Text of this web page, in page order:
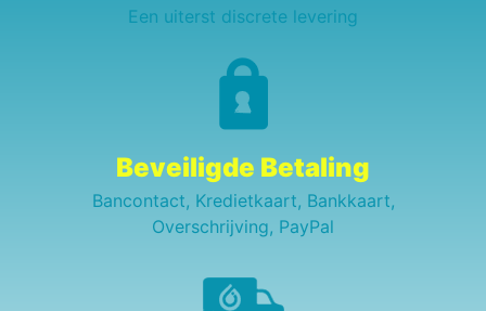
Een uiterst discrete levering
Beveiligde Betaling
Bancontact, Kredietkaart, Bankkaart,
Overschrijving, PayPal